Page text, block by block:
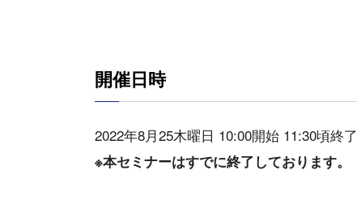
開催日時
2022年8月25木曜日 10:00開始 11:30頃終了
※本セミナーはすでに終了しております。